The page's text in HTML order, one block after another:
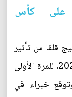
على كأس
قلقا من تأثير
سلبي محتمل على إقامة كأس العالم 2022، للمرة الأولى
خبراء في